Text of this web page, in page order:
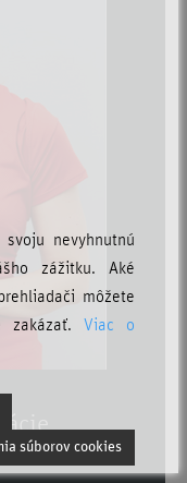
nevyhnutnú
zážitku. Aké
môžete
zakázať. Viac o
súborov cookies